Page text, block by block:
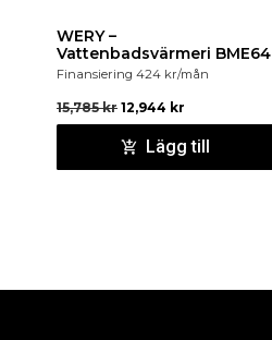
WERY –
Vattenbadsvärmeri BME64
Finansiering 424 kr/mån
15,785kr 12,944 kr
Lägg till